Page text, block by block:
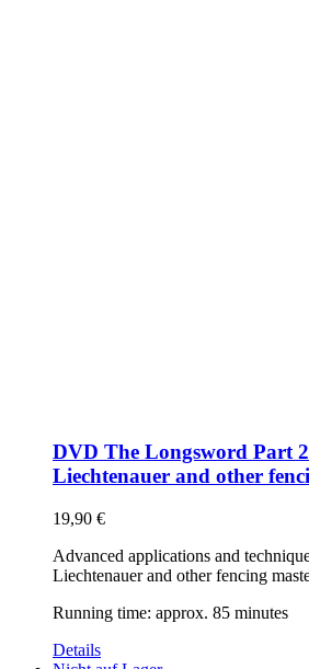
DVD The Longsword Part
Liechtenauer and other
19,90 €
Advanced applications and
Liechtenauer and other fencing
Running time: approx. 85 minutes
Details